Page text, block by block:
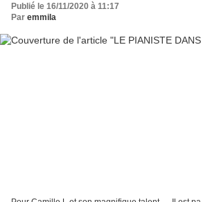
Publié le 16/11/2020 à 11:17
Par emmila